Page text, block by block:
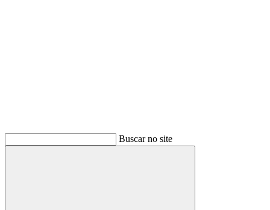
Buscar no site